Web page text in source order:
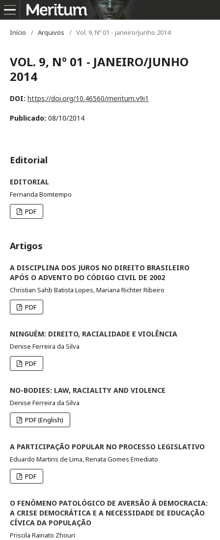
Início / Arquivos / Vol. 9, Nº 01 - janeiro/junho 2014
VOL. 9, Nº 01 - JANEIRO/JUNHO
2014
DOI: https://doi.org/10.46560/meritum.v9i1
Publicado: 08/10/2014
Editorial
EDITORIAL
Fernanda Bomtempo
PDF
Artigos
A DISCIPLINA DOS JUROS NO DIREITO BRASILEIRO
APÓS O ADVENTO DO CÓDIGO CIVIL DE 2002
Christian Sahb Batista Lopes, Mariana Richter Ribeiro
PDF
NINGUÉM: DIREITO, RACIALIDADE E VIOLÊNCIA
Denise Ferreira da Silva
PDF
NO-BODIES: LAW, RACIALITY AND VIOLENCE
Denise Ferreira da Silva
PDF (English)
A PARTICIPAÇÃO POPULAR NO PROCESSO LEGISLATIVO
Eduardo Martins de Lima, Renata Gomes Emediato
PDF
O FENÔMENO PATOLÓGICO DE AVERSÃO À DEMOCRACIA:
A CRISE DEMOCRÁTICA E A NECESSIDADE DE EDUCAÇÃO
CÍVICA DA POPULAÇÃO
Priscila Rainato Zhouri